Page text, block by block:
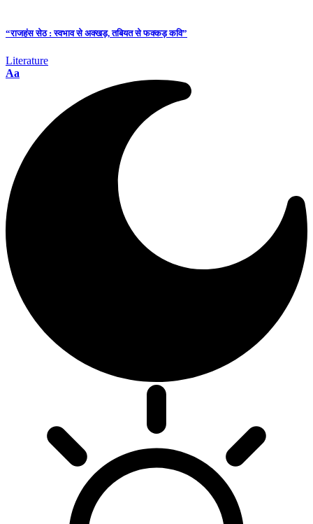
“राजहंस सेठ : स्वभाव से अक्खड़, तबियत से फक्कड़ कवि”
Literature
Aa